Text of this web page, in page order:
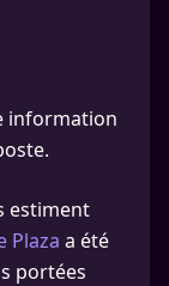
information
estiment
Plaza a été
portées